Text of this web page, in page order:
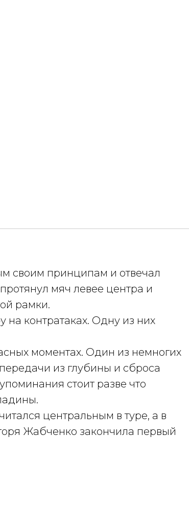
своим принципам и отвечал
мяч левее центра и
рамки.
на контратаках. Одну из них
моментах. Один из немногих
из глубины и сброса
стоит разве что
центральным в туре, а в
Жабченко закончила первый